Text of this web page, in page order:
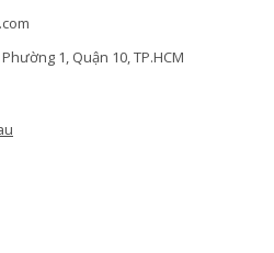
1, Quận 10, TP.HCM